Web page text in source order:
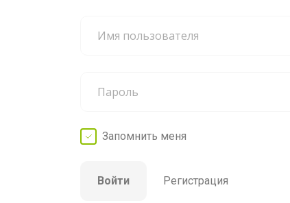
Запомнить меня
Войти Регистрация